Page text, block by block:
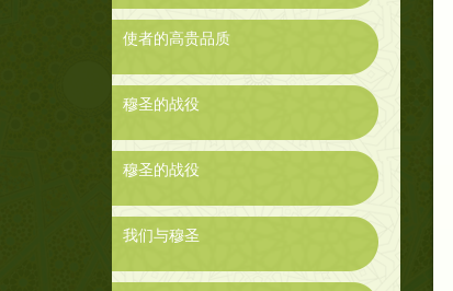
使者的高贵品质
穆圣的战役
穆圣的战役
我们与穆圣